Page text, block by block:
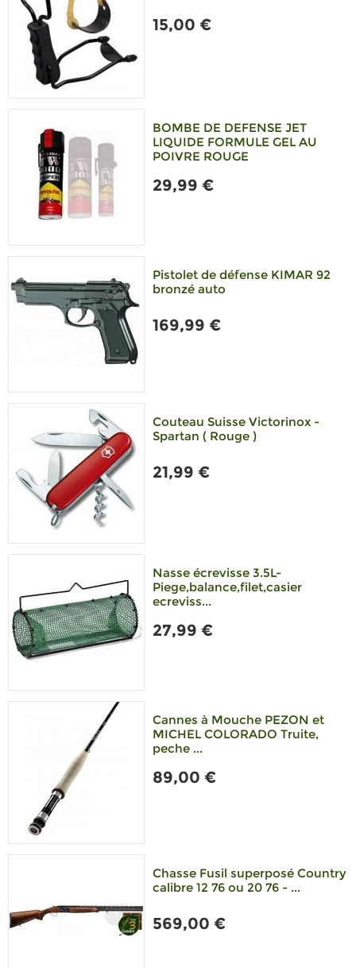
15,00 €
BOMBE DE DEFENSE JET
LIQUIDE FORMULE GEL AU
POIVRE ROUGE
29,99 €
Pistolet de défense KIMAR 92
bronzé auto
169,99 €
Couteau Suisse Victorinox -
Spartan ( Rouge )
21,99 €
Nasse écrevisse 3.5L-
Piege,balance,filet,casier
ecreviss...
27,99 €
Cannes à Mouche PEZON et
MICHEL COLORADO Truite,
peche ...
89,00 €
Chasse Fusil superposé Country
calibre 12 76 ou 20 76 - ...
569,00 €